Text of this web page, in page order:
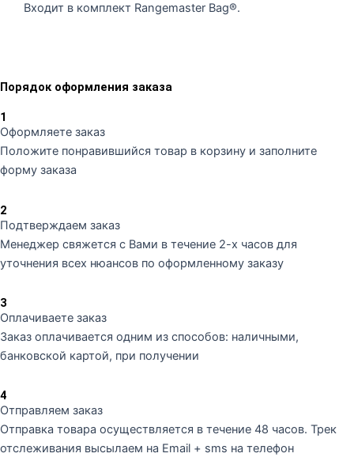
Входит в комплект Rangemaster Bag®.
Порядок оформления заказа
1
Оформляете заказ
Положите понравившийся товар в корзину и заполните
форму заказа
2
Подтверждаем заказ
Менеджер свяжется с Вами в течение 2-х часов для
уточнения всех нюансов по оформленному заказу
3
Оплачиваете заказ
Заказ оплачивается одним из способов: наличными,
банковской картой, при получении
4
Отправляем заказ
Отправка товара осуществляется в течение 48 часов. Трек
отслеживания высылаем на Email + sms на телефон